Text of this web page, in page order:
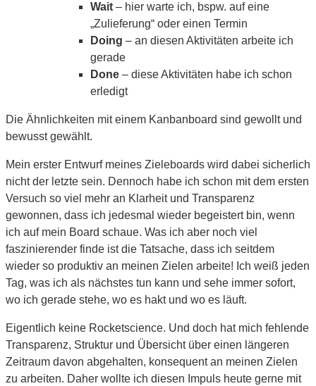
Wait – hier warte ich, bspw. auf eine
„Zulieferung“ oder einen Termin
Doing – an diesen Aktivitäten arbeite ich
gerade
Done – diese Aktivitäten habe ich schon
erledigt
Die Ähnlichkeiten mit einem Kanbanboard sind gewollt und
bewusst gewählt.
Mein erster Entwurf meines Zieleboards wird dabei sicherlich
nicht der letzte sein. Dennoch habe ich schon mit dem ersten
Versuch so viel mehr an Klarheit und Transparenz
gewonnen, dass ich jedesmal wieder begeistert bin, wenn
ich auf mein Board schaue. Was ich aber noch viel
faszinierender finde ist die Tatsache, dass ich seitdem
wieder so produktiv an meinen Zielen arbeite! Ich weiß jeden
Tag, was ich als nächstes tun kann und sehe immer sofort,
wo ich gerade stehe, wo es hakt und wo es läuft.
Eigentlich keine Rocketscience. Und doch hat mich fehlende
Transparenz, Struktur und Übersicht über einen längeren
Zeitraum davon abgehalten, konsequent an meinen Zielen
zu arbeiten. Daher wollte ich diesen Impuls heute gerne mit